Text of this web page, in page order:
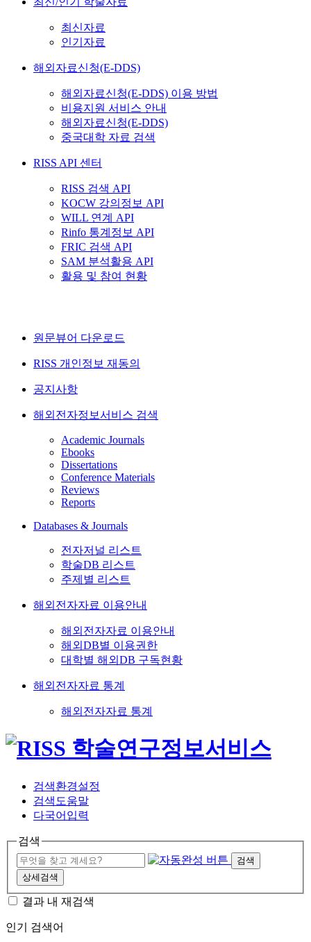
최신자료
인기자료
해외자료신청(E-DDS)
해외자료신청(E-DDS) 이용 방법
비용지원 서비스 안내
해외자료신청(E-DDS)
중국대학 자료 검색
RISS API 센터
RISS 검색 API
KOCW 강의정보 API
WILL 연계 API
Rinfo 통계정보 API
FRIC 검색 API
SAM 분석활용 API
활용 및 참여 현황
원문뷰어 다운로드
RISS 개인정보 재동의
공지사항
해외전자정보서비스 검색
Academic Journals
Ebooks
Dissertations
Conference Materials
Reviews
Reports
Databases & Journals
전자저널 리스트
학술DB 리스트
주제별 리스트
해외전자자료 이용안내
해외전자자료 이용안내
해외DB별 이용권한
대학별 해외DB 구독현황
해외전자자료 통계
해외전자자료 통계
검색환경설정
검색도움말
다국어입력
검색
검색
상세검색
결과 내 재검색
인기 검색어